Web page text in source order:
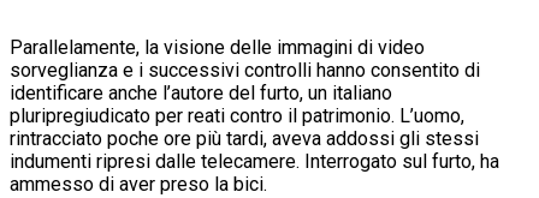
Parallelamente, la visione delle immagini di video
sorveglianza e i successivi controlli hanno consentito di
identificare anche l’autore del furto, un italiano
pluripregiudicato per reati contro il patrimonio. L’uomo,
rintracciato poche ore più tardi, aveva addossi gli stessi
indumenti ripresi dalle telecamere. Interrogato sul furto, ha
ammesso di aver preso la bici.